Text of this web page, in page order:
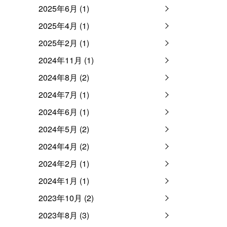
2025年6月 (1)
2025年4月 (1)
2025年2月 (1)
2024年11月 (1)
2024年8月 (2)
2024年7月 (1)
2024年6月 (1)
2024年5月 (2)
2024年4月 (2)
2024年2月 (1)
2024年1月 (1)
2023年10月 (2)
2023年8月 (3)